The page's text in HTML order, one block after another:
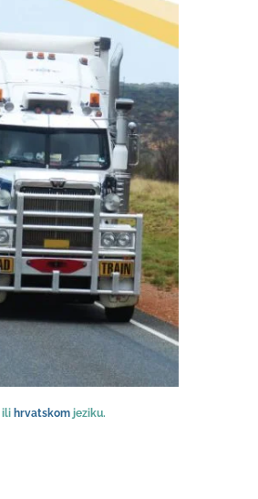
ili hrvatskomjeziku.